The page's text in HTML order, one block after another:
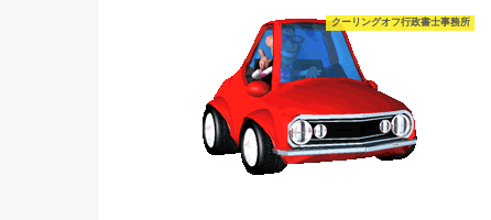
クーリングオフ行政書士事務所